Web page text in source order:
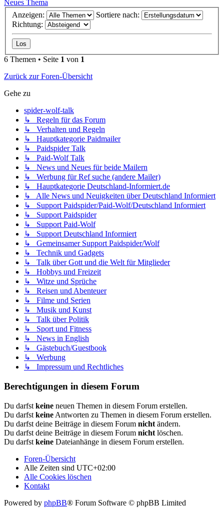
Neues Thema
Anzeigen:
Sortiere nach:
Richtung:
6 Themen • Seite 1 von 1
Zurück zur Foren-Übersicht
Gehe zu
spider-wolf-talk
↳ Regeln für das Forum
↳ Verhalten und Regeln
↳ Hauptkategorie Paidmailer
↳ Paidspider Talk
↳ Paid-Wolf Talk
↳ News und Neues für beide Mailern
↳ Werbung für Ref suche (andere Mailer)
↳ Hauptkategorie Deutschland-Informiert.de
↳ Alle News und Neuigkeiten über Deutschland Informiert
↳ Support Paidspider/Paid-Wolf/Deutschland Informiert
↳ Support Paidspider
↳ Support Paid-Wolf
↳ Support Deutschland Informiert
↳ Gemeinsamer Support Paidspider/Wolf
↳ Technik und Gadgets
↳ Talk über Gott und die Welt für Mitglieder
↳ Hobbys und Freizeit
↳ Witze und Sprüche
↳ Reisen und Abenteuer
↳ Filme und Serien
↳ Musik und Kunst
↳ Talk über Politik
↳ Sport und Fitness
↳ News in English
↳ Gästebuch/Guestbook
↳ Werbung
↳ Impressum und Rechtliches
Berechtigungen in diesem Forum
Du darfst keine neuen Themen in diesem Forum erstellen.
Du darfst keine Antworten zu Themen in diesem Forum erstellen.
Du darfst deine Beiträge in diesem Forum nicht ändern.
Du darfst deine Beiträge in diesem Forum nicht löschen.
Du darfst keine Dateianhänge in diesem Forum erstellen.
Foren-Übersicht
Alle Zeiten sind UTC+02:00
Alle Cookies löschen
Kontakt
Powered by phpBB® Forum Software © phpBB Limited